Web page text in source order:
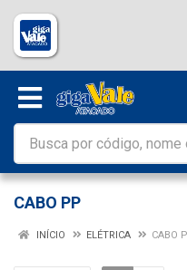
CABO PP
INÍCIO ELÉTRICA CABO